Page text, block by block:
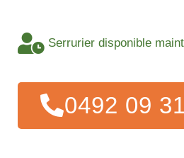
Serrurier disponible
0492 09